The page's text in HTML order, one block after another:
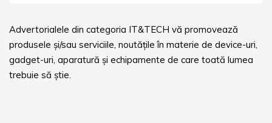
Advertorialele din categoria IT&TECH vă promovează
produsele și/sau serviciile, noutățile în materie de device-uri,
gadget-uri, aparatură și echipamente de care toată lumea
trebuie să știe.